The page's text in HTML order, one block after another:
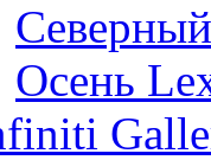
Осень